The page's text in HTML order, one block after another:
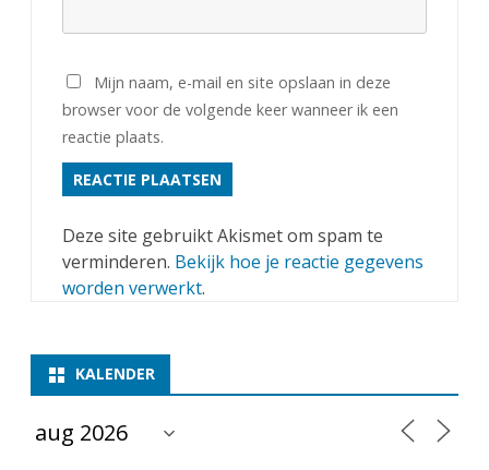
Mijn naam, e-mail en site opslaan in deze
browser voor de volgende keer wanneer ik een
reactie plaats.
Deze site gebruikt Akismet om spam te
verminderen. Bekijk hoe je reactie gegevens
worden verwerkt.
KALENDER